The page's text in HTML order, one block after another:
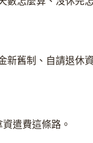
新舊制、自請退休
遣費這條路。